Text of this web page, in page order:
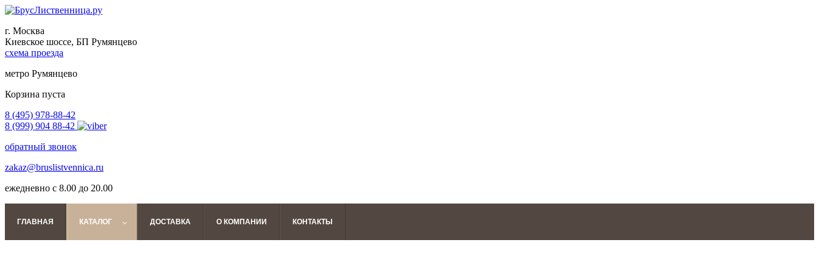
г. Москва
Киевское шоссе, БП Румянцево
схема проезда
метро Румянцево
Корзина пуста
8 (495) 978-88-42
8 (999) 904 88-42
обратный звонок
zakaz@bruslistvennica.ru
ежедневно с 8.00 до 20.00
ГЛАВНАЯ КАТАЛОГ ДОСТАВКА О КОМПАНИИ КОНТАКТЫ